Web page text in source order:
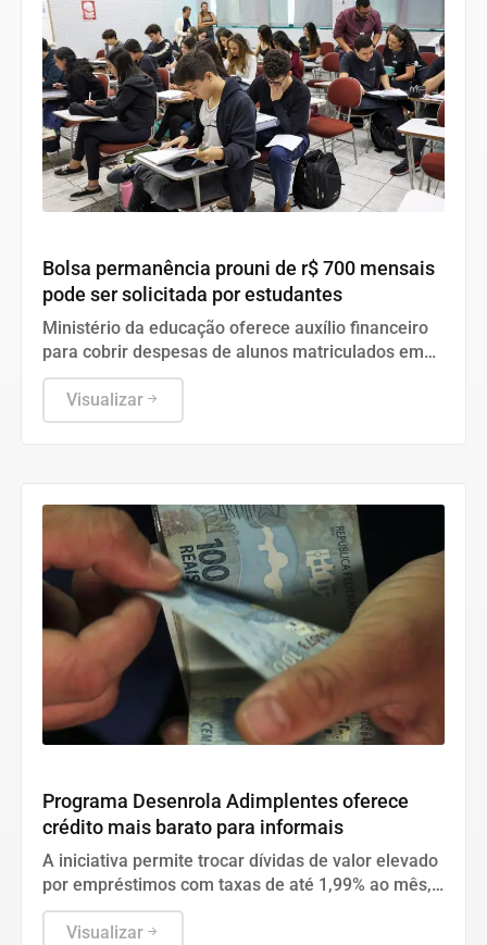
Bolsa permanência prouni de r$ 700 mensais
pode ser solicitada por estudantes
Ministério da educação oferece auxílio financeiro
para cobrir despesas de alunos matriculados em
graduações presenciais integrais elegíveis no país.
Visualizar
Programa Desenrola Adimplentes oferece
crédito mais barato para informais
A iniciativa permite trocar dívidas de valor elevado
por empréstimos com taxas de até 1,99% ao mês,
beneficiando trabalhadores com contas em dia.
Visualizar